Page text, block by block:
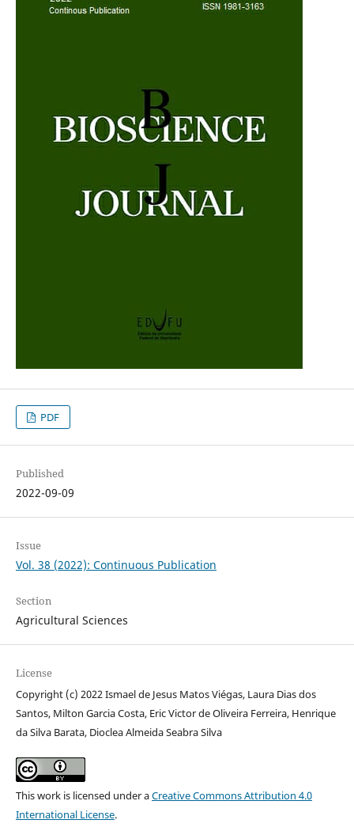
PDF
Published
2022-09-09
Issue
Vol. 38 (2022): Continuous Publication
Section
Agricultural Sciences
License
Copyright (c) 2022 Ismael de Jesus Matos Viégas, Laura Dias dos
Santos, Milton Garcia Costa, Eric Victor de Oliveira Ferreira, Henrique
da Silva Barata, Dioclea Almeida Seabra Silva
This work is licensed under aCreative Commons Attribution 4.0
International License.